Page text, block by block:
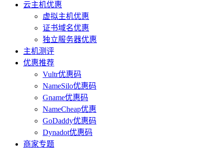
云主机优惠
虚拟主机优惠
证书域名优惠
独立服务器优惠
主机测评
优惠推荐
Vultr优惠码
NameSilo优惠码
Gname优惠码
NameCheap优惠
GoDaddy优惠码
Dynadot优惠码
商家专题